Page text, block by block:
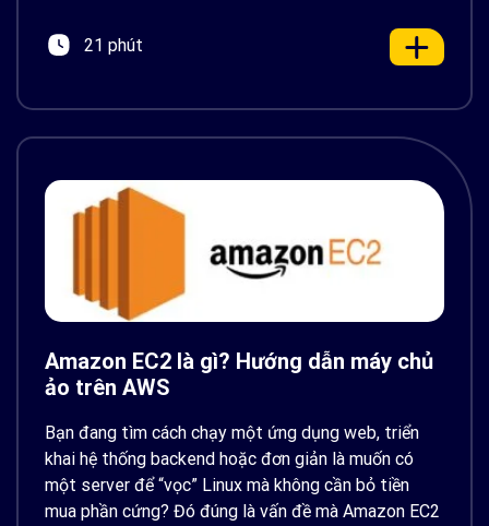
21 phút
Amazon EC2 là gì? Hướng dẫn máy chủ
ảo trên AWS
Bạn đang tìm cách chạy một ứng dụng web, triển
khai hệ thống backend hoặc đơn giản là muốn có
một server để “vọc” Linux mà không cần bỏ tiền
mua phần cứng? Đó đúng là vấn đề mà Amazon EC2